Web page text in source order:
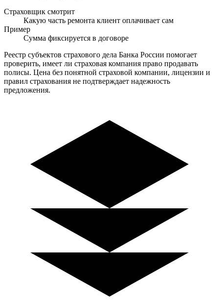
Страховщик смотрит
Какую часть ремонта клиент оплачивает сам
Пример
Сумма фиксируется в договоре
Реестр субъектов страхового дела Банка России помогает
проверить, имеет ли страховая компания право продавать
полисы. Цена без понятной страховой компании, лицензии и
правил страхования не подтверждает надежность
предложения.